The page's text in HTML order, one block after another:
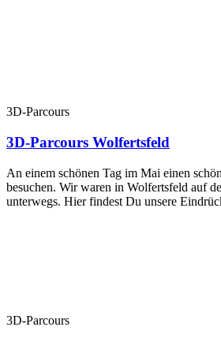
3D-Parcours
3D-Parcours Wolfertsfeld
An einem schönen Tag im Mai einen
besuchen. Wir waren in Wolfertsfeld auf
unterwegs. Hier findest Du unsere
3D-Parcours